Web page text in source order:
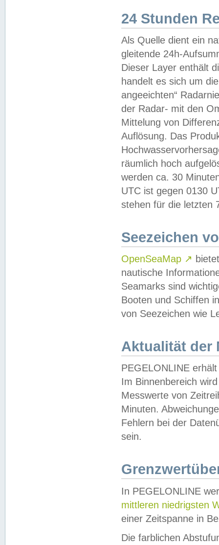
24 Stunden
Als Quelle dient ein
gleitende 24h-
Dieser Layer enthält
handelt es sich um
angeeichten“
der Radar- mit den
Mittelung von
Auflösung. Das
räumlich hoch
werden ca. 30
UTC ist gegen 0130
stehen für die letzten
Seezeichen
OpenSeaMap ↗
nautische
Seamarks sind
Booten und Schiffen
von Seezeichen wie
Aktualität der
PEGELONLINE
Im Binnenbereich
Messwerte von
Minuten.
Fehlern bei der
sein.
In PEGELONLINE
mittleren niedrigsten
einer Zeitspanne in
Die farblichen